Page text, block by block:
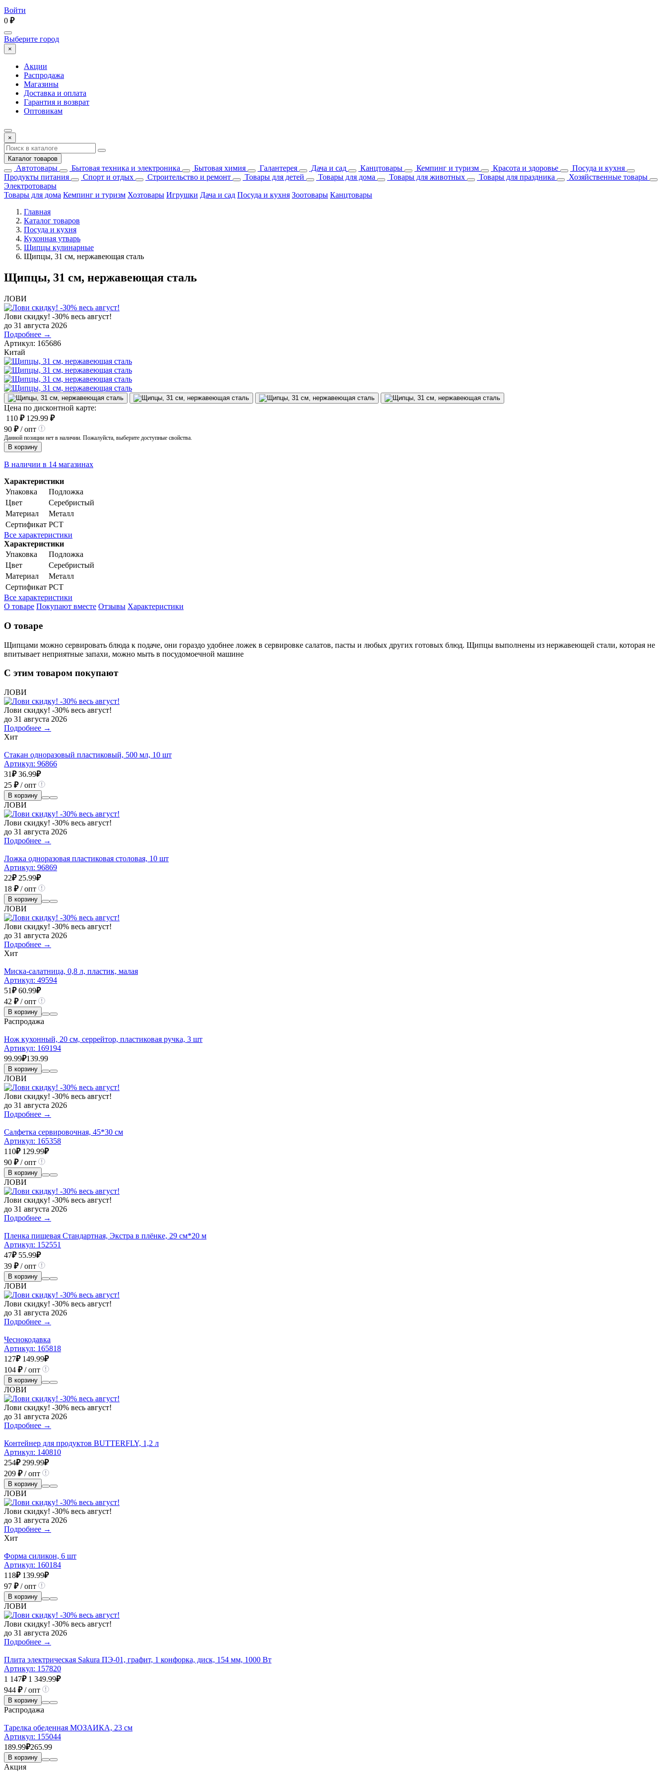
Войти
0 ₽
Выберите город
×
Акции
Распродажа
Магазины
Доставка и оплата
Гарантия и возврат
Оптовикам
×
Каталог товаров
Автотовары Бытовая техника и электроника Бытовая химия Галантерея Дача и сад Канцтовары Кемпинг и туризм Красота и здоровье
Посуда и кухня
Продукты питания
Спорт и отдых Строительство и ремонт Товары для детей Товары для дома Товары для животных Товары для праздника
Хозяйственные товары
Электротовары
Товары для дома Кемпинг и туризм Хозтовары Игрушки Дача и сад Посуда и кухня Зоотовары Канцтовары
Главная
Каталог товаров
Посуда и кухня
Кухонная утварь
Щипцы кулинарные
Щипцы, 31 см, нержавеющая сталь
Щипцы, 31 см, нержавеющая сталь
ЛОВИ
Лови скидку! -30% весь август!
до 31 августа 2026
Подробнее →
Артикул: 165686
Китай
Цена по дисконтной карте:
110 ₽ 129.99 ₽
90 ₽/ опт
Данной позиции нет в наличии. Пожалуйста, выберите доступные свойства.
В корзину
В наличии в 14 магазинах
Характеристики
Упаковка
Подложка
Цвет
Серебристый
Материал
Металл
Сертификат РСТ
Все характеристики
Характеристики
Упаковка
Подложка
Цвет
Серебристый
Материал
Металл
Сертификат РСТ
Все характеристики
О товаре Покупают вместе Отзывы Характеристики
О товаре
Щипцами можно сервировать блюда к подаче, они гораздо удобнее ложек в сервировке салатов, пасты и любых других готовых блюд. Щипцы выполнены из нержавеющей стали, которая не
впитывает неприятные запахи, можно мыть в посудомоечной машине
С этим товаром покупают
ЛОВИ
Лови скидку! -30% весь август!
до 31 августа 2026
Подробнее →
Хит
Стакан одноразовый пластиковый, 500 мл, 10 шт
Артикул: 96866
31₽ 36.99₽
25 ₽/ опт
В корзину
ЛОВИ
Лови скидку! -30% весь август!
до 31 августа 2026
Подробнее →
Ложка одноразовая пластиковая столовая, 10 шт
Артикул: 96869
22₽ 25.99₽
18 ₽/ опт
В корзину
ЛОВИ
Лови скидку! -30% весь август!
до 31 августа 2026
Подробнее →
Хит
Миска-салатница, 0,8 л, пластик, малая
Артикул: 49594
51₽ 60.99₽
42 ₽/ опт
В корзину
Распродажа
Нож кухонный, 20 см, серрейтор, пластиковая ручка, 3 шт
Артикул: 169194
99.99₽139.99
В корзину
ЛОВИ
Лови скидку! -30% весь август!
до 31 августа 2026
Подробнее →
Салфетка сервировочная, 45*30 см
Артикул: 165358
110₽ 129.99₽
90 ₽/ опт
В корзину
ЛОВИ
Лови скидку! -30% весь август!
до 31 августа 2026
Подробнее →
Пленка пищевая Стандартная, Экстра в плёнке, 29 см*20 м
Артикул: 152551
47₽ 55.99₽
39 ₽/ опт
В корзину
ЛОВИ
Лови скидку! -30% весь август!
до 31 августа 2026
Подробнее →
Чеснокодавка
Артикул: 165818
127₽ 149.99₽
104 ₽/ опт
В корзину
ЛОВИ
Лови скидку! -30% весь август!
до 31 августа 2026
Подробнее →
Контейнер для продуктов BUTTERFLY, 1,2 л
Артикул: 140810
254₽ 299.99₽
209 ₽/ опт
В корзину
ЛОВИ
Лови скидку! -30% весь август!
до 31 августа 2026
Подробнее →
Хит
Форма силикон, 6 шт
Артикул: 160184
118₽ 139.99₽
97 ₽/ опт
В корзину
ЛОВИ
Лови скидку! -30% весь август!
до 31 августа 2026
Подробнее →
Плита электрическая Sakura ПЭ-01, графит, 1 конфорка, диск, 154 мм, 1000 Вт
Артикул: 157820
1 147₽ 1 349.99₽
944 ₽/ опт
В корзину
Распродажа
Тарелка обеденная МОЗАИКА, 23 см
Артикул: 155044
189.99₽265.99
В корзину
Акция